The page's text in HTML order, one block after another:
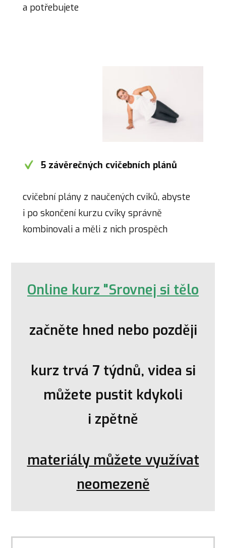
a potřebujete
5 závěrečných cvičebních plánů
cvičební plány z naučených cviků, abyste
i po skončení kurzu cviky správně
kombinovali a měli z nich prospěch
Online kurz "Srovnej si tělo
začněte hned nebo později
kurz trvá 7 týdnů, videa si
můžete pustit kdykoli
i zpětně
materiály můžete využívat
neomezeně